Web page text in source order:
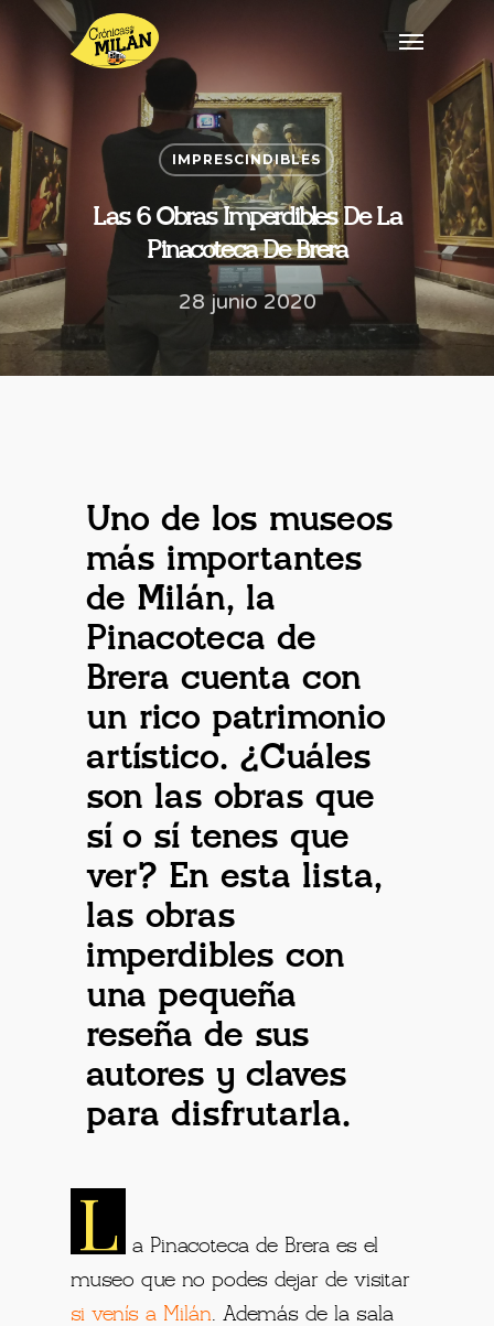
IMPRESCINDIBLES
Las 6 Obras Imperdibles De La
Pinacoteca De Brera
28 junio 2020
Uno de los museos
más importantes
de Milán, la
Pinacoteca de
Brera cuenta con
un rico patrimonio
artístico. ¿Cuáles
son las obras que
sí o sí tenes que
ver? En esta lista,
las obras
imperdibles con
una pequeña
reseña de sus
autores y claves
para disfrutarla.
L
a Pinacoteca de Brera es el
museo que no podes dejar de visitar
si venís a Milán. Además de la sala